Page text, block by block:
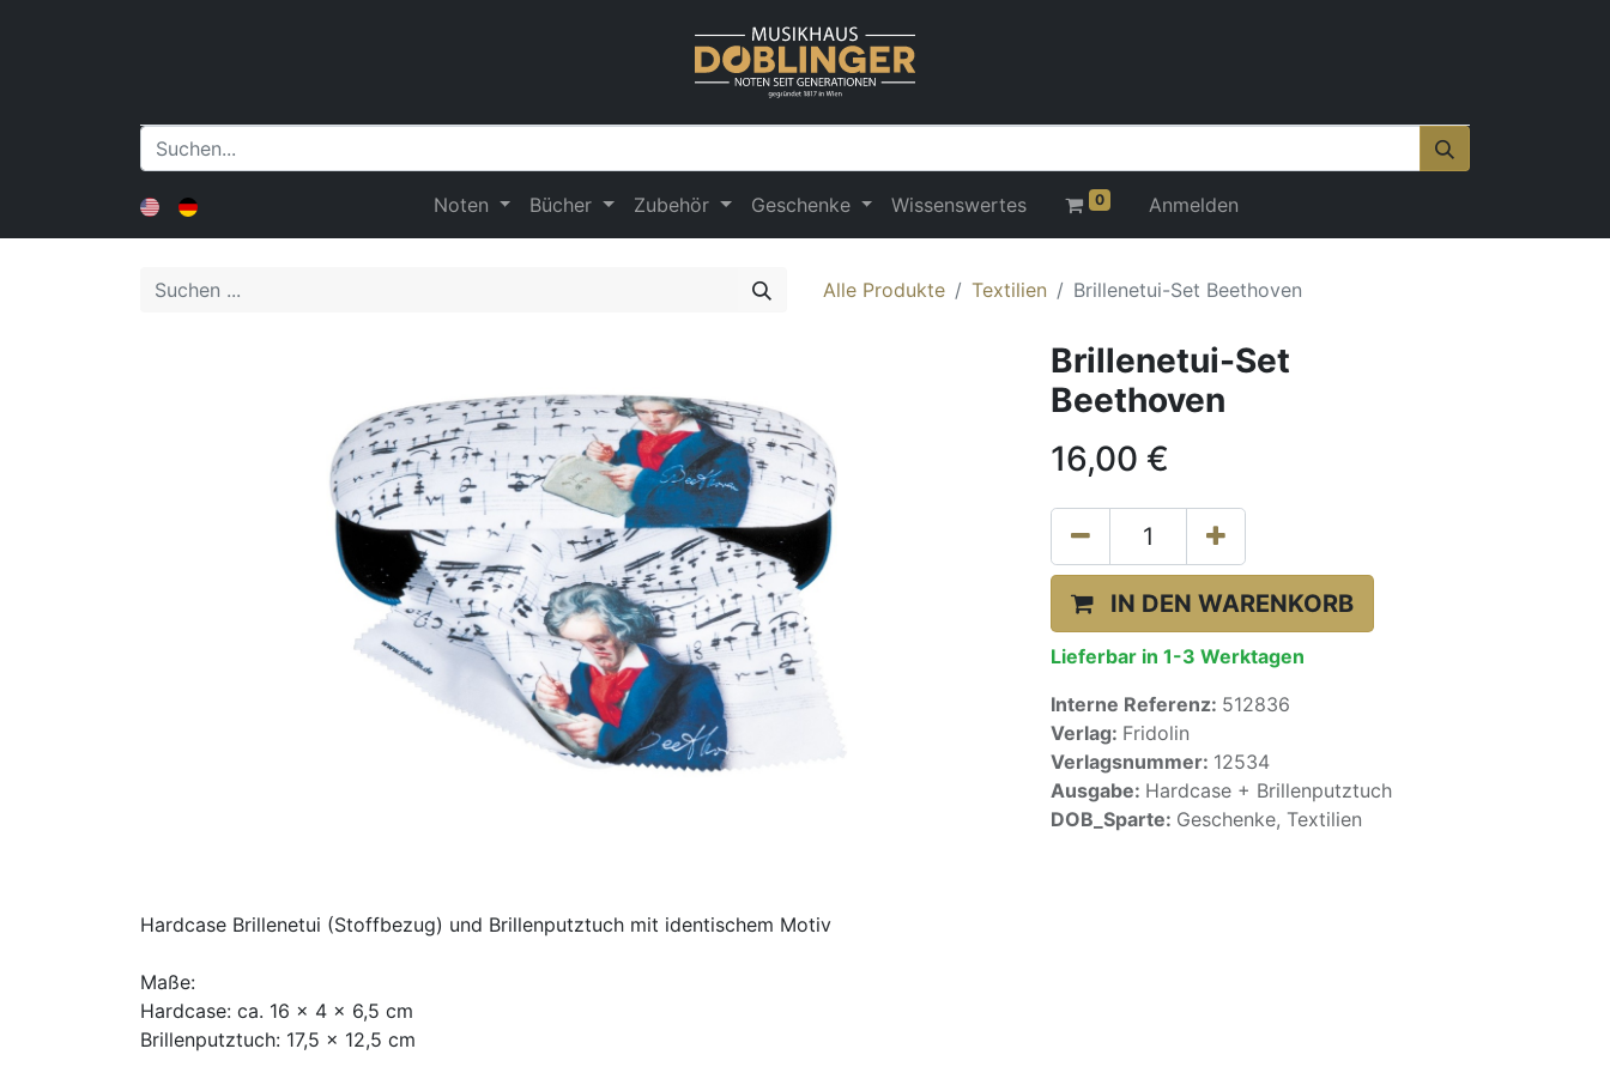
Noten Bücher Zubehör Geschenke Wissenswertes 0 Anmelden
Alle Produkte Textilien Brillenetui-Set Beethoven
Brillenetui-Set
Beethoven
16,00 €
IN DEN WARENKORB
Lieferbar in 1-3 Werktagen
Interne Referenz: 512836
Verlag: Fridolin
Verlagsnummer: 12534
Ausgabe: Hardcase + Brillenputztuch
DOB_Sparte: Geschenke, Textilien
Hardcase Brillenetui (Stoffbezug) und Brillenputztuch mit identischem Motiv
Maße:
Hardcase: ca. 16 x 4 x 6,5 cm
Brillenputztuch: 17,5 x 12,5 cm